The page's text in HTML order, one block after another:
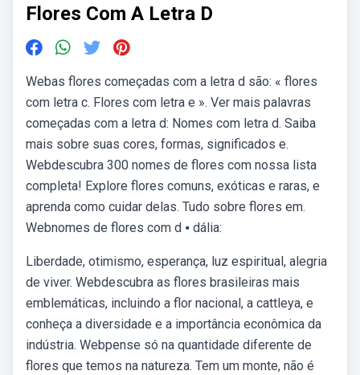
Flores Com A Letra D
Webas flores começadas com a letra d são: « flores
com letra c. Flores com letra e ». Ver mais palavras
começadas com a letra d: Nomes com letra d. Saiba
mais sobre suas cores, formas, significados e.
Webdescubra 300 nomes de flores com nossa lista
completa! Explore flores comuns, exóticas e raras, e
aprenda como cuidar delas. Tudo sobre flores em.
Webnomes de flores com d ⦁ dália:
Liberdade, otimismo, esperança, luz espiritual, alegria
de viver. Webdescubra as flores brasileiras mais
emblemáticas, incluindo a flor nacional, a cattleya, e
conheça a diversidade e a importância econômica da
indústria. Webpense só na quantidade diferente de
flores que temos na natureza. Tem um monte, não é